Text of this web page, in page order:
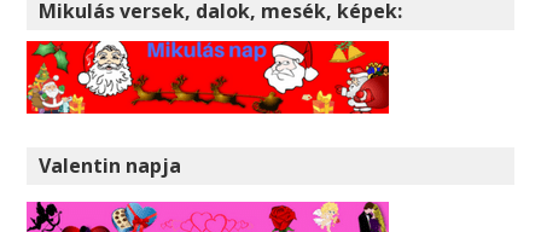
Mikulás versek, dalok, mesék, képek:
Valentin napja